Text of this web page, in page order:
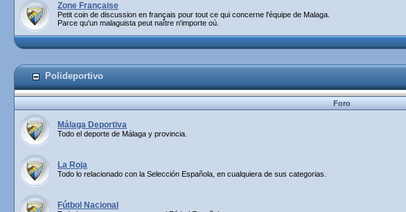
Zone Française
Petit coin de discussion en français pour tout ce qui concerne l'équipe de Malaga.
Parce qu'un malaguista peut naître n'importe où.
Polideportivo
Foro
Málaga Deportiva
Todo el deporte de Málaga y provincia.
La Roja
Todo lo relacionado con la Selección Española, en cualquiera de sus categorias.
Fútbol Nacional